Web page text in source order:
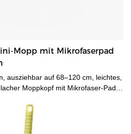
Mopp mit Mikrofaserpad
ausziehbar auf 68–120 cm, leichtes,
Moppkopf mit Mikrofaser-Pad
von Einwegtüchern, die den